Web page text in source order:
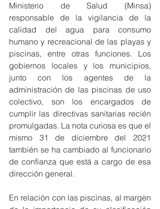
Ministerio de Salud (Minsa)
responsable de la vigilancia de la
calidad del agua para consumo
humano y recreacional de las playas y
piscinas, entre otras funciones. Los
gobiernos locales y los municipios,
junto con los agentes de la
administración de las piscinas de uso
colectivo, son los encargados de
cumplir las directivas sanitarias recién
promulgadas. La nota curiosa es que el
mismo 31 de diciembre del 2021
también se ha cambiado al funcionario
de confianza que está a cargo de esa
dirección general.
En relación con las piscinas, al margen